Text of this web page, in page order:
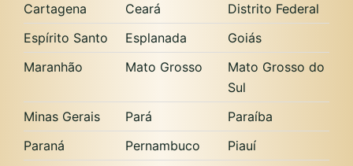
Cartagena
Ceará
Distrito Federal
Espírito Santo
Esplanada
Goiás
Maranhão
Mato Grosso
Mato Grosso do
Sul
Minas Gerais
Pará
Paraíba
Paraná
Pernambuco
Piauí